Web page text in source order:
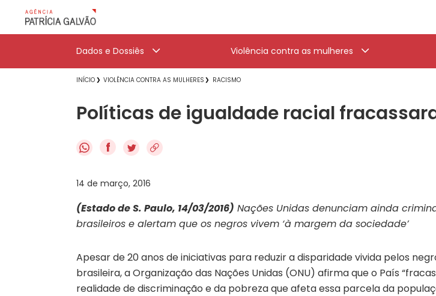
Dados e Dossiês Violência contra as mulheres
INÍCIO VIOLÊNCIA CONTRA AS MULHERES RACISMO
Políticas de igualdade racial
f
14 de março, 2016
(Estado de S. Paulo, 14/03/2016) Nações Unidas denunciam ainda
brasileiros e alertam que os negros vivem ‘à margem da sociedade’
Apesar de 20 anos de iniciativas para reduzir a disparidade vivida pelos
brasileira, a Organização das Nações Unidas (ONU) afirma que o País
realidade de discriminação e da pobreza que afeta essa parcela da